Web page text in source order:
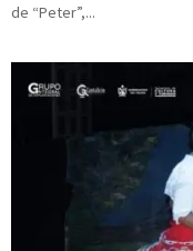
de “Peter”,...